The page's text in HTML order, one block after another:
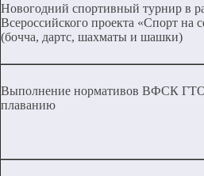
Новогодний спортивный турнир в
Всероссийского проекта «Спорт на
(бочча, дартс, шахматы и шашки)
Выполнение нормативов ВФСК
плаванию